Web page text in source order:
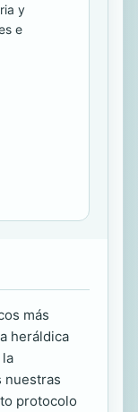
y
e
más
heráldica
nuestras
protocolo